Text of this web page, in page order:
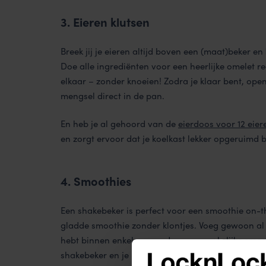
3. Eieren klutsen
Breek jij je eieren altijd boven een (maat)beker
Doe alle ingrediënten voor een heerlijke omelet
elkaar – zonder knoeien! Zodra je klaar bent,
mengsel direct in de pan.
En heb je al gehoord van de eierdoos voor 12
en zorgt ervoor dat je koelkast lekker opgeruimd
4. Smoothies
Een shakebeker is perfect voor een smoothie
gladde smoothie zonder klontjes. Voeg gewoon
hebt binnen enkele seconden een smakelijke
shakebeker en je bent klaar om te gaan, waar je